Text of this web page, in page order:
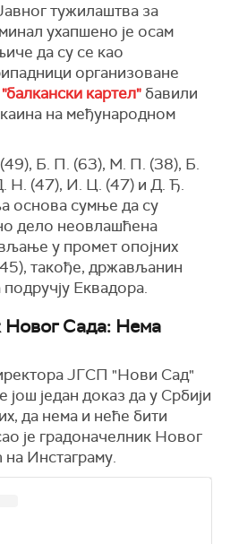
тужилаштва за
ухапшено je осам
да су се као
организоване
"балкански картел" бавили
на међународном
Б. П. (63), М. П. (38), Б.
Н. (47), И. Ц. (47) и Д. Ђ.
основа сумње да су
дело неовлашћена
у промет опојних
такође, држављанин
Еквадора.
Новог Сада: Нема
ЈГСП "Нови Сад"
један доказ да у Србији
да нема и неће бити
је градоначелник Новог
Инстаграму.